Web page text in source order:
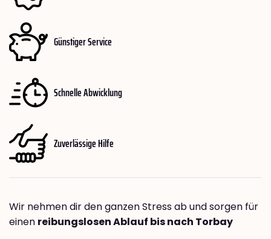
Günstiger Service
Schnelle Abwicklung
Zuverlässige Hilfe
Wir nehmen dir den ganzen Stress ab und sorgen für
einen reibungslosen Ablauf bis nach Torbay